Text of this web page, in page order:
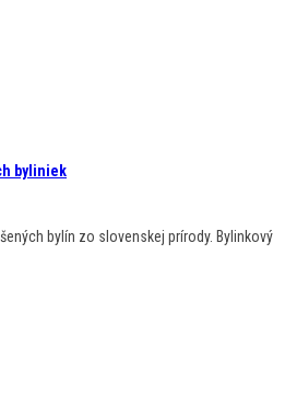
byliniek
bylín zo slovenskej prírody. Bylinkový